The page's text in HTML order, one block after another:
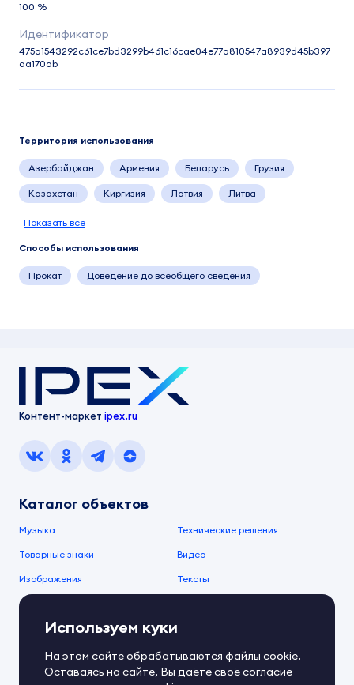
100 %
475a1543292c61ce7bd3299b461c16cae04e77a810547a8939d45b397
aa170ab
Территория использования
Азербайджан Армения Беларусь Грузия
Казахстан Киргизия Латвия Литва
Показать все
Способы использования
Прокат Доведение до всеобщего сведения
Контент-маркет ipex.ru
Каталог объектов
Музыка Технические решения
Товарные знаки Видео
Изображения Тексты
О компании
О сервисе
Документы IPEX Справочный центр
Контакты Обратная связь
Используем куки
На этом сайте обрабатываются файлы cookie.
Оставаясь на сайте, Вы даёте своё согласие